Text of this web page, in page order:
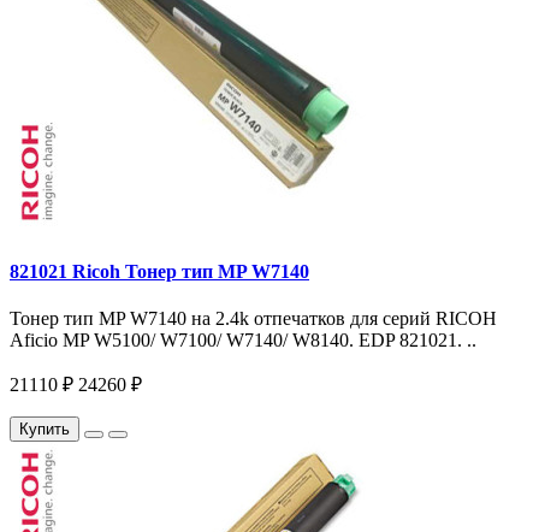
821021 Ricoh Тонер тип MP W7140
Тонер тип MP W7140 на 2.4k отпечатков для серий RICOH
Aficio MP W5100/ W7100/ W7140/ W8140. EDP 821021. ..
21110 ₽ 24260 ₽
Купить